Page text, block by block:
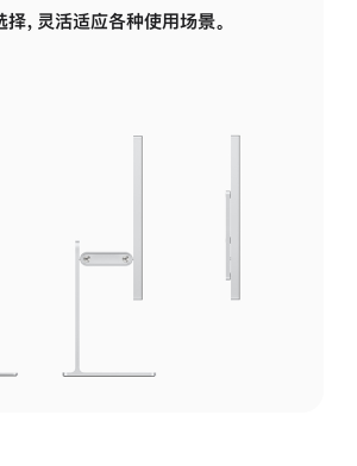
择，灵活适应各种使用场景。